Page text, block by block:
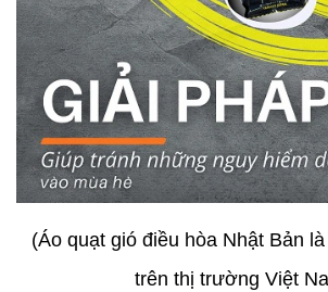
(Áo quạt gió điều hòa Nhật Bản
trên thị trường Việt